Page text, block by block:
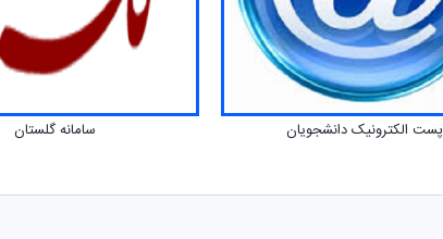
پست الکترونیک دانشجویان سامانه گلستان